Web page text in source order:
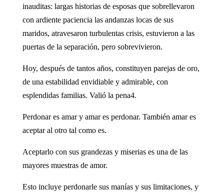
inauditas: largas historias de esposas que sobrellevaron
con ardiente paciencia las andanzas locas de sus
maridos, atravesaron turbulentas crisis, estuvieron a las
puertas de la separación, pero sobrevivieron.
Hoy, después de tantos años, constituyen parejas de oro,
de una estabilidad envidiable y admirable, con
esplendidas familias. Valió la pena4.
Perdonar es amar y amar es perdonar. También amar es
aceptar al otro tal como es.
Aceptarlo con sus grandezas y miserias es una de las
mayores muestras de amor.
Esto incluye perdonarle sus manías y sus limitaciones, y